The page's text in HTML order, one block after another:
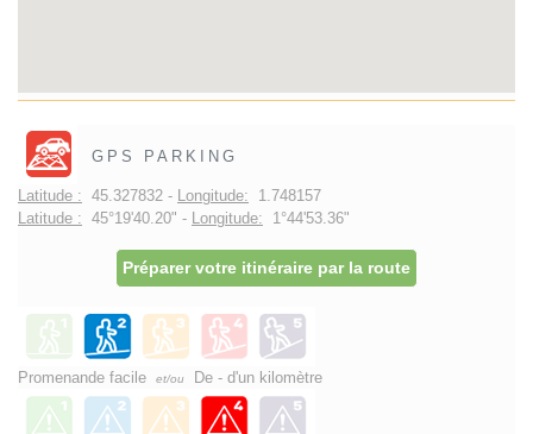
GPS PARKING
Latitude : 45.327832 - Longitude: 1.748157
Latitude : 45°19'40.20" - Longitude: 1°44'53.36"
Préparer votre itinéraire par la route
Promenande facile et/ou De - d'un kilomètre